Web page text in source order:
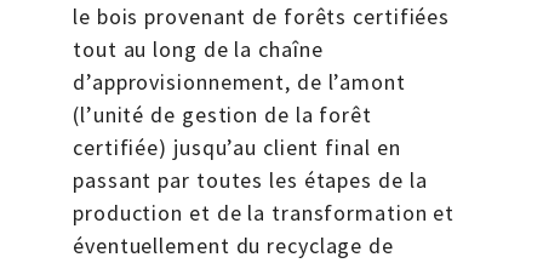
le bois provenant de forêts certifiées
tout au long de la chaîne
d’approvisionnement, de l’amont
(l’unité de gestion de la forêt
certifiée) jusqu’au client final en
passant par toutes les étapes de la
production et de la transformation et
éventuellement du recyclage de